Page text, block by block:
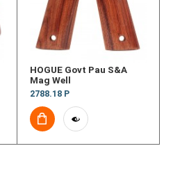
HOGUE Govt Pau S&A
Mag Well
2788.18 Р